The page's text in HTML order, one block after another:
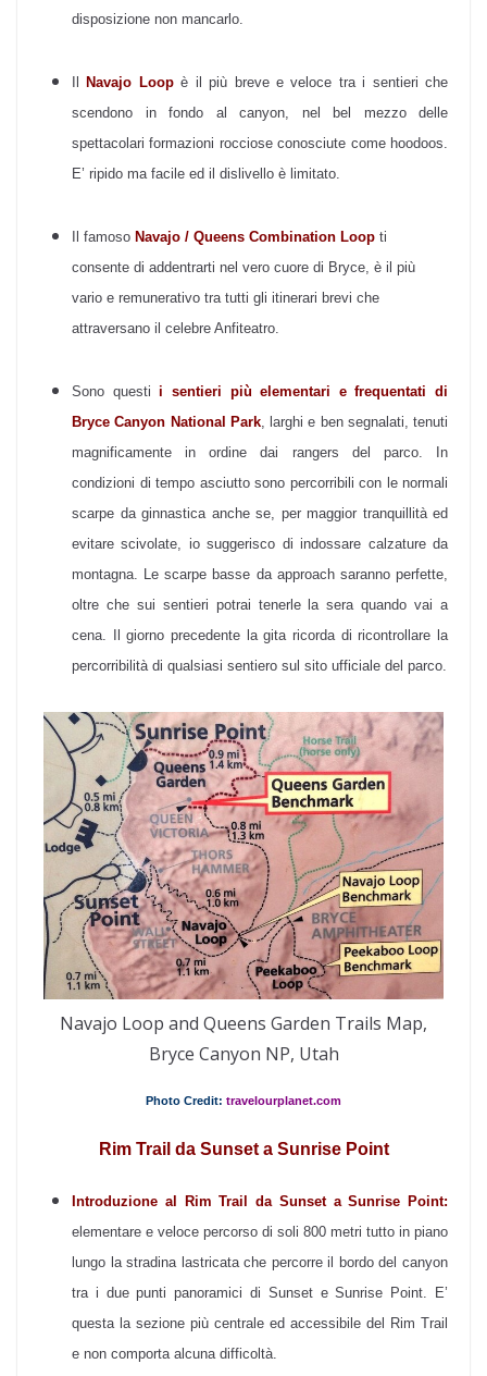
disposizione non mancarlo.
Navajo Loopè il più breve e veloce tra i sentieri che
scendono in fondo al canyon, nel bel mezzo delle
spettacolari formazioni rocciose conosciute come hoodoos.
E’ ripido ma facile ed il dislivello è limitato.
Il famoso Navajo / Queens Combination Loop ti
consente di addentrarti nel vero cuore di Bryce, è il più
vario e remunerativo tra tutti gli itinerari brevi che
attraversano il celebre Anfiteatro.
Sono questii sentieri più elementari e frequentati di
Bryce Canyon National Park, larghi e ben segnalati, tenuti
magnificamente in ordine dai rangers del parco. In
condizioni di tempo asciutto sono percorribili con le normali
scarpe da ginnastica anche se, per maggior tranquillità ed
evitare scivolate, io suggerisco di indossare calzature da
montagna. Le scarpe basse da approach saranno perfette,
oltre che sui sentieri potrai tenerle la sera quando vai a
cena. Il giorno precedente la gita ricorda di ricontrollare la
percorribilità di qualsiasi sentiero sul sito ufficiale del parco.
Navajo Loop and Queens Garden Trails Map,
Bryce Canyon NP, Utah
Photo Credit: travelourplanet.com
Rim Trail da Sunset a Sunrise Point
Introduzione al
Rim Trail da Sunset a Sunrise Point:
elementare e veloce percorso di soli 800 metri tutto in piano
lungo la stradina lastricata che percorre il bordo del canyon
tra i due punti panoramici di Sunset e Sunrise Point. E’
questa la sezione più centrale ed accessibile del Rim Trail
e non comporta alcuna difficoltà.